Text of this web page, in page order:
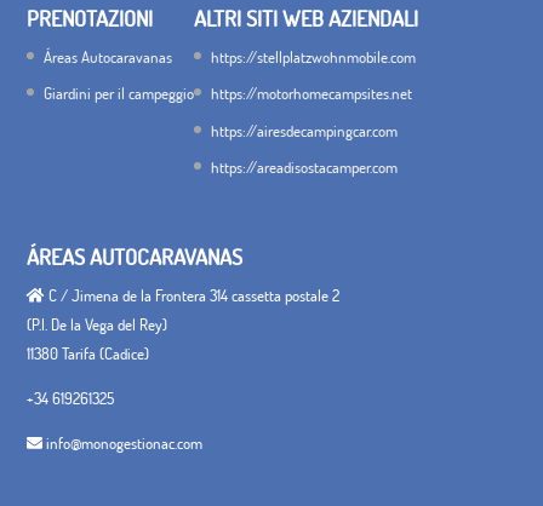
PRENOTAZIONI
Áreas Autocaravanas
Giardini per il campeggio
ALTRI SITI WEB AZIENDALI
https://stellplatzwohnmobile.com
https://motorhomecampsites.net
https://airesdecampingcar.com
https://areadisostacamper.com
ÁREAS AUTOCARAVANAS
C / Jimena de la Frontera 314 cassetta postale 2
(P.I. De la Vega del Rey)
11380 Tarifa (Cadice)
+34 619261325
info@monogestionac.com